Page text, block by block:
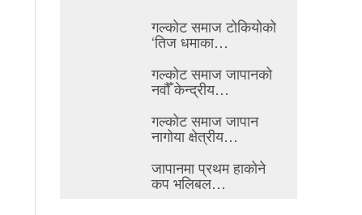
गल्कोट समाज टोकियोको
‘तिज धमाका…
गल्कोट समाज जापानको
नवौँ केन्द्रीय…
गल्कोट समाज जापान
नागोया क्षेत्रीय…
जापानमा प्रथम हाकोने
कप भलिबल…